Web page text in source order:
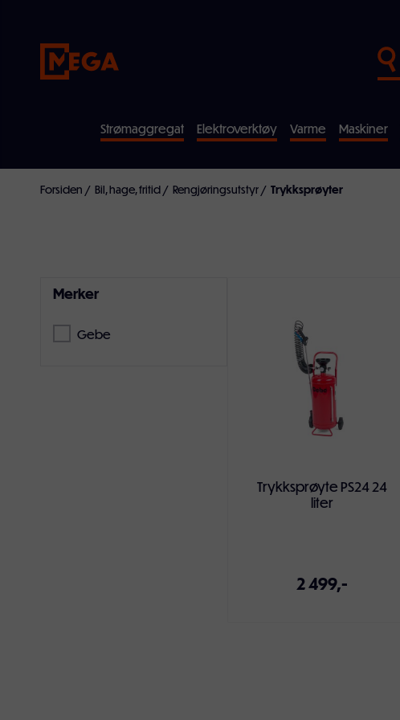
Strømaggregat Elektroverktøy Varme Maskiner
Forsiden / Bil, hage, fritid / Rengjøringsutstyr / Trykksprøyter
Merker
Gebe
Trykksprøyte PS24 24
liter
2 499,-